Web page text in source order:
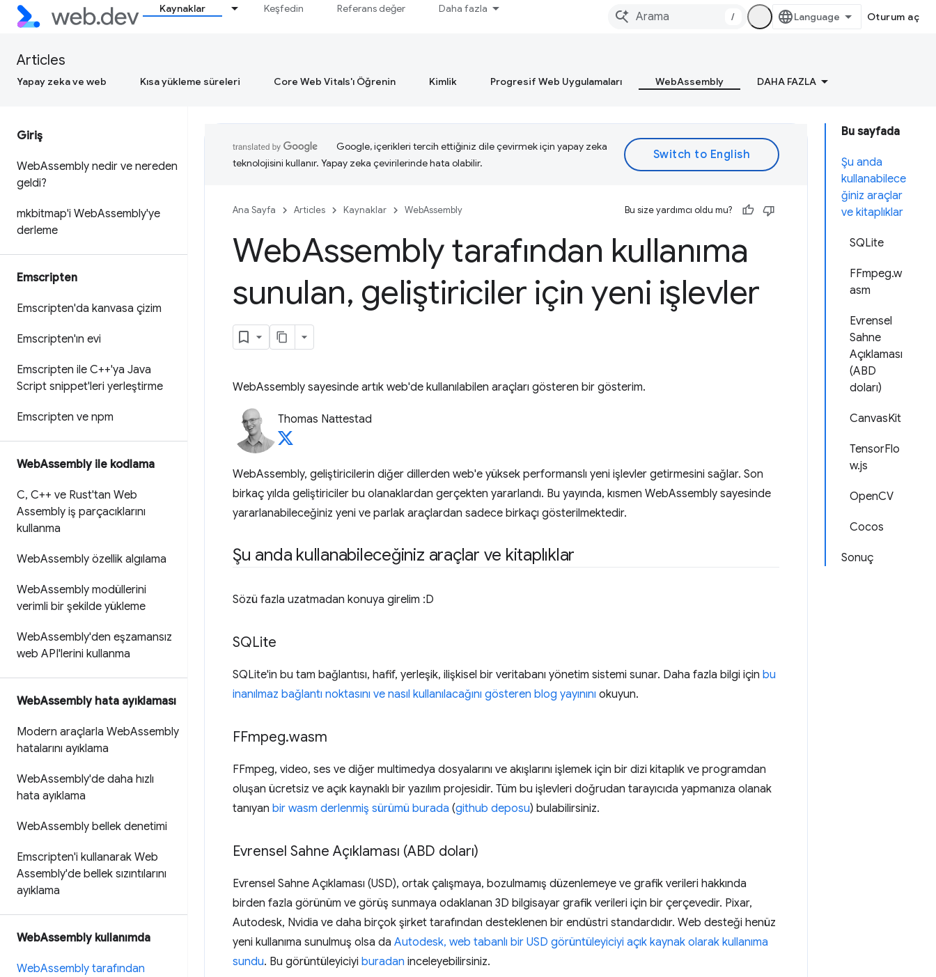
Kaynaklar Keşfedin Referans değer Daha fazla
/ Oturum aç
Articles
Yapay zeka ve web Kısa yükleme süreleri Core Web Vitals'ı Öğrenin Kimlik Progresif Web Uygulamaları WebAssembly DAHA FAZLA
Giriş
WebAssembly nedir ve nereden
geldi?
mkbitmap'i WebAssembly'ye
derleme
Emscripten
Emscripten'da kanvasa çizim
Emscripten'ın evi
Emscripten ile C++'ya Java
Script snippet'leri yerleştirme
Emscripten ve npm
WebAssembly ile kodlama
C, C++ ve Rust'tan Web
Assembly iş parçacıklarını
kullanma
WebAssembly özellik algılama
WebAssembly modüllerini
verimli bir şekilde yükleme
WebAssembly'den eşzamansız
web API'lerini kullanma
WebAssembly hata ayıklaması
Modern araçlarla WebAssembly
hatalarını ayıklama
WebAssembly'de daha hızlı
hata ayıklama
WebAssembly bellek denetimi
Emscripten'i kullanarak Web
Assembly'de bellek sızıntılarını
ayıklama
WebAssembly kullanımda
WebAssembly tarafından
Bu sayfada
Şu anda
kullanabilece
ğiniz araçlar
ve kitaplıklar
SQLite
FFmpeg.w
asm
Evrensel
Sahne
Açıklaması
(ABD
doları)
CanvasKit
TensorFlo
w.js
OpenCV
Cocos
Sonuç
Google, içerikleri tercih ettiğiniz dile çevirmek için yapay zeka
teknolojisini kullanır. Yapay zeka çevirilerinde hata olabilir.
Ana Sayfa Articles Kaynaklar WebAssembly Bu size yardımcı oldu mu?
WebAssembly tarafından kullanıma
sunulan, geliştiriciler için yeni işlevler
WebAssembly sayesinde artık web'de kullanılabilen araçları gösteren bir gösterim.
Thomas Nattestad
WebAssembly, geliştiricilerin diğer dillerden web'e yüksek performanslı yeni işlevler getirmesini sağlar. Son
birkaç yılda geliştiriciler bu olanaklardan gerçekten yararlandı. Bu yayında, kısmen WebAssembly sayesinde
yararlanabileceğiniz yeni ve parlak araçlardan sadece birkaçı gösterilmektedir.
Şu anda kullanabileceğiniz araçlar ve kitaplıklar
Sözü fazla uzatmadan konuya girelim :D
SQLite
SQLite'in bu tam bağlantısı, hafif, yerleşik, ilişkisel bir veritabanı yönetim sistemi sunar. Daha fazla bilgi için bu
inanılmaz bağlantı noktasını ve nasıl kullanılacağını gösteren blog yayınını okuyun.
FFmpeg.wasm
FFmpeg, video, ses ve diğer multimedya dosyalarını ve akışlarını işlemek için bir dizi kitaplık ve programdan
oluşan ücretsiz ve açık kaynaklı bir yazılım projesidir. Tüm bu işlevleri doğrudan tarayıcıda yapmanıza olanak
tanıyan bir wasm derlenmiş sürümü burada (github deposu) bulabilirsiniz.
Evrensel Sahne Açıklaması (ABD doları)
Evrensel Sahne Açıklaması (USD), ortak çalışmaya, bozulmamış düzenlemeye ve grafik verileri hakkında
birden fazla görünüm ve görüş sunmaya odaklanan 3D bilgisayar grafik verileri için bir çerçevedir. Pixar,
Autodesk, Nvidia ve daha birçok şirket tarafından desteklenen bir endüstri standardıdır. Web desteği henüz
yeni kullanıma sunulmuş olsa da Autodesk, web tabanlı bir USD görüntüleyiciyi açık kaynak olarak kullanıma
sundu. Bu görüntüleyiciyi buradan inceleyebilirsiniz.